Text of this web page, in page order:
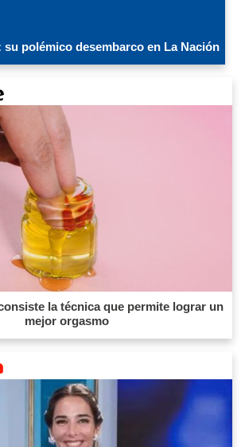
su polémico desembarco en La Nación
la técnica que permite lograr un
mejor orgasmo